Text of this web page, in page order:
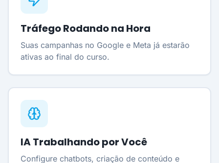
Tráfego Rodando na Hora
Suas campanhas no Google e Meta já estarão
ativas ao final do curso.
IA Trabalhando por Você
Configure chatbots, criação de conteúdo e